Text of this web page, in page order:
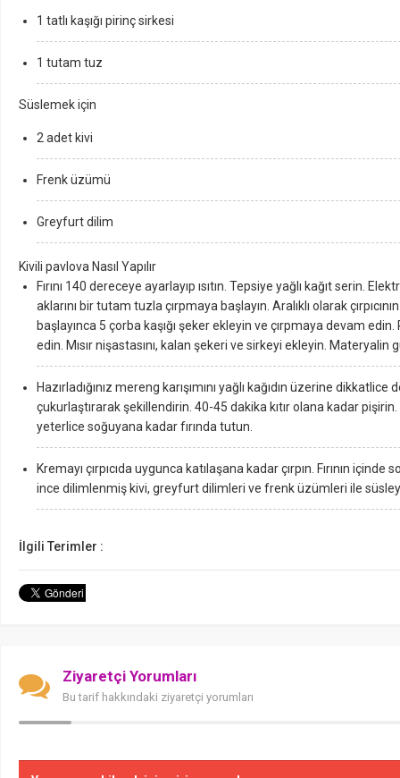
1 tatlı kaşığı pirinç sirkesi
1 tutam tuz
Süslemek için
2 adet kivi
Frenk üzümü
Greyfurt dilim
Kivili pavlova Nasıl Yapılır
Fırını 140 dereceye ayarlayıp ısıtın. Tepsiye yağlı kağıt serin.
aklarını bir tutam tuzla çırpmaya başlayın. Aralıklı olarak
başlayınca 5 çorba kaşığı şeker ekleyin ve çırpmaya devam
edin. Mısır nişastasını, kalan şekeri ve sirkeyi ekleyin. Materyalin
Hazırladığınız mereng karışımını yağlı kağıdın üzerine
çukurlaştırarak şekillendirin. 40-45 dakika kıtır olana kadar pişirin.
yeterlice soğuyana kadar fırında tutun.
Kremayı çırpıcıda uygunca katılaşana kadar çırpın. Fırının
ince dilimlenmiş kivi, greyfurt dilimleri ve frenk üzümleri ile
İlgili Terimler :
Ziyaretçi Yorumları
Bu tarif hakkındaki ziyaretçi yorumları